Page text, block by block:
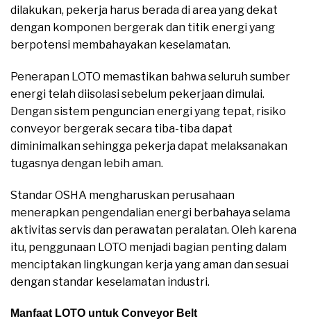
dilakukan, pekerja harus berada di area yang dekat
dengan komponen bergerak dan titik energi yang
berpotensi membahayakan keselamatan.
Penerapan LOTO memastikan bahwa seluruh sumber
energi telah diisolasi sebelum pekerjaan dimulai.
Dengan sistem penguncian energi yang tepat, risiko
conveyor bergerak secara tiba-tiba dapat
diminimalkan sehingga pekerja dapat melaksanakan
tugasnya dengan lebih aman.
Standar OSHA mengharuskan perusahaan
menerapkan pengendalian energi berbahaya selama
aktivitas servis dan perawatan peralatan. Oleh karena
itu, penggunaan LOTO menjadi bagian penting dalam
menciptakan lingkungan kerja yang aman dan sesuai
dengan standar keselamatan industri.
Manfaat LOTO untuk Conveyor Belt